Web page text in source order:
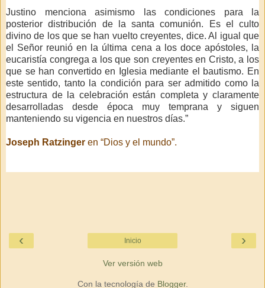
Justino menciona asimismo las condiciones para la
posterior distribución de la santa comunión. Es el culto
divino de los que se han vuelto creyentes, dice. Al igual que
el Señor reunió en la última cena a los doce apóstoles, la
eucaristía congrega a los que son creyentes en Cristo, a los
que se han convertido en Iglesia mediante el bautismo. En
este sentido, tanto la condición para ser admitido como la
estructura de la celebración están completa y claramente
desarrolladas desde época muy temprana y siguen
manteniendo su vigencia en nuestros días.”
Joseph Ratzinger en “Dios y el mundo”.
‹ ›
Inicio
Ver versión web
Con la tecnología de Blogger.